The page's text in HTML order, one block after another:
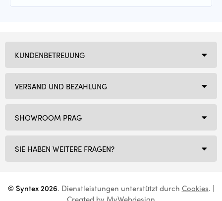
SHOWROOM PRAG
SIE HABEN WEITERE FRAGEN?
KUNDENBETREUUNG
VERSAND UND BEZAHLUNG
© Syntex 2026. Dienstleistungen unterstützt durch Cookies. |